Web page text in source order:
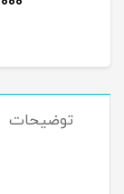
توضیحات